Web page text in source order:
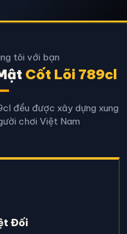
tôi với bạn
Cốt Lõi 789cl
đều được xây dựng xung
chơi Việt Nam
Đối